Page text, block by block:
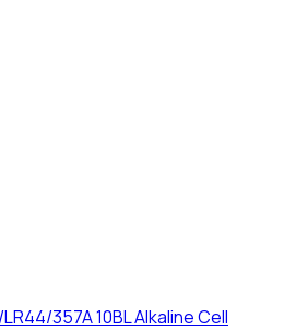
357A 10BL Alkaline Cell